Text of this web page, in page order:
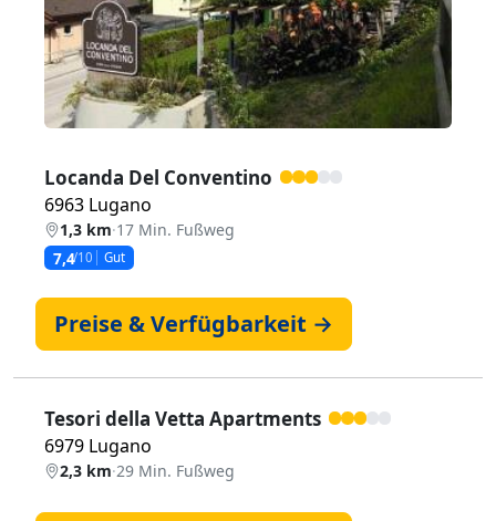
Locanda Del Conventino
6963 Lugano
1,3 km·17 Min. Fußweg
7,4/10 Gut
Preise & Verfügbarkeit →
Tesori della Vetta Apartments
6979 Lugano
2,3 km·29 Min. Fußweg